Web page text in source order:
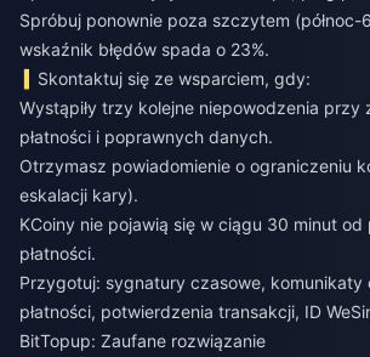
Spróbuj ponownie poza szczytem
wskaźnik błędów spada o 23%.
Skontaktuj się ze wsparciem, gdy:
Wystąpiły trzy kolejne niepowodzenia przy
płatności i poprawnych danych.
Otrzymasz powiadomienie o ograniczeniu
eskalacji kary).
KCoiny nie pojawią się w ciągu 30 minut od
płatności.
Przygotuj: sygnatury czasowe, komunikaty
płatności, potwierdzenia transakcji, ID
BitTopup: Zaufane rozwiązanie